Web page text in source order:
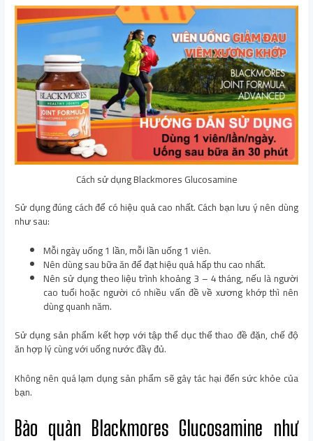
Cách sử dụng Blackmores Glucosamine
Sử dụng đúng cách để có hiệu quả cao nhất. Cách bạn lưu ý nên dùng
như sau:
Mỗi ngày uống 1 lần, mỗi lần uống 1 viên.
Nên dùng sau bữa ăn để đạt hiệu quả hấp thu cao nhất.
Nên sử dụng theo liệu trình khoảng 3 – 4 tháng, nếu là người
cao tuổi hoặc người có nhiều vấn đề về xương khớp thì nên
dùng quanh năm.
Sử dụng sản phẩm kết hợp với tập thể dục thể thao đề đặn, chế độ
ăn hợp lý cùng với uống nước đầy đủ.
Không nên quá lạm dụng sản phẩm sẽ gây tác hại đến sức khỏe của
bạn.
Bảo quản Blackmores Glucosamine như